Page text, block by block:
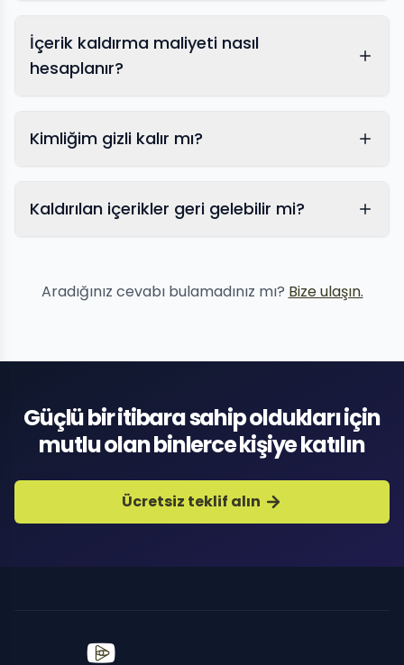
İçerik kaldırma maliyeti nasıl
hesaplanır?
Kimliğim gizli kalır mı?
Kaldırılan içerikler geri gelebilir mi?
Aradığınız cevabı bulamadınız mı? Bize ulaşın.
Güçlü bir itibara sahip oldukları için
mutlu olan binlerce kişiye katılın
Ücretsiz teklif alın